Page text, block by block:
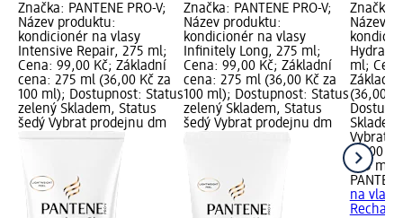
Značka: PANTENE PRO-V;
Název produktu:
kondicionér na vlasy
Intensive Repair, 275 ml;
Cena: 99,00 Kč; Základní
cena: 275 ml (36,00 Kč za
100 ml); Dostupnost: Status
zelený Skladem, Status
šedý Vybrat prodejnu dm
Značka: PANTENE PRO-V;
Název produktu:
kondicionér na vlasy
Infinitely Long, 275 ml;
Cena: 99,00 Kč; Základní
cena: 275 ml (36,00 Kč za
100 ml); Dostupnost: Status
zelený Skladem, Status
šedý Vybrat prodejnu dm
Značka:
Název
ml;
(36,00
Vybrat
99,00 Kč
275 ml
na vlasy